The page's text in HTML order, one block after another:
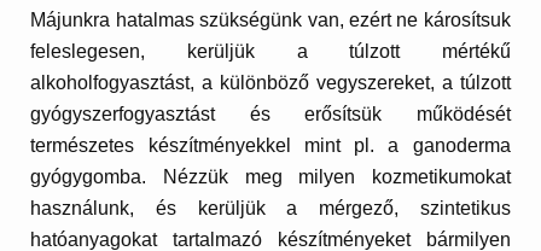
Májunkra hatalmas szükségünk van, ezért ne károsítsuk
feleslegesen, kerüljük a túlzott mértékű
alkoholfogyasztást, a különböző vegyszereket, a túlzott
gyógyszerfogyasztást és erősítsük működését
természetes készítményekkel mint pl. a ganoderma
gyógygomba. Nézzük meg milyen kozmetikumokat
használunk, és kerüljük a mérgező, szintetikus
hatóanyagokat tartalmazó készítményeket bármilyen